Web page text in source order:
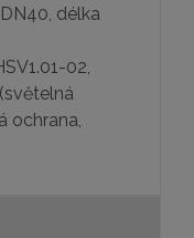
délka
02,
ochrana,